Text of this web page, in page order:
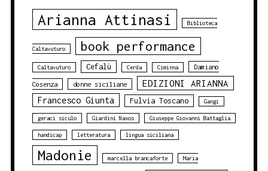
Arianna Attinasi Biblioteca
Caltavuturo book performance
Caltavuturo Cefalù Cerda Ciminna Damiano
Cosenza donne siciliane EDIZIONI ARIANNA
Francesco Giunta Fulvia Toscano Gangi
geraci siculo Giardini Naxos Giuseppe Giovanni Battaglia
handicap letteratura lingua siciliana
Madonie marcella brancaforte Maria